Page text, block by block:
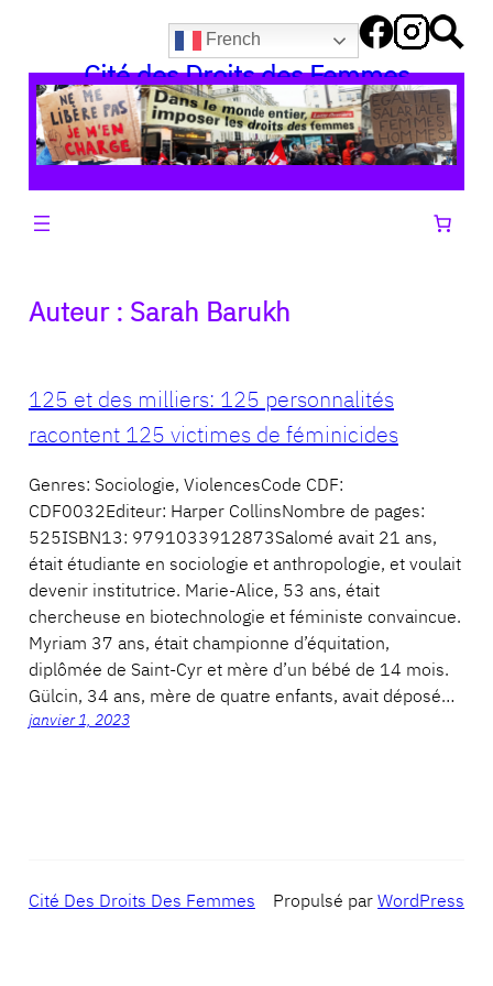
contenu
French
Cité des Droits des Femmes
Auteur : Sarah Barukh
125 et des milliers: 125 personnalités
racontent 125 victimes de féminicides
Genres: Sociologie, ViolencesCode CDF:
CDF0032Editeur: Harper CollinsNombre de pages:
525ISBN13: 9791033912873Salomé avait 21 ans,
était étudiante en sociologie et anthropologie, et voulait
devenir institutrice. Marie-Alice, 53 ans, était
chercheuse en biotechnologie et féministe convaincue.
Myriam 37 ans, était championne d’équitation,
diplômée de Saint-Cyr et mère d’un bébé de 14 mois.
Gülcin, 34 ans, mère de quatre enfants, avait déposé…
janvier 1, 2023
Cité Des Droits Des Femmes Propulsé parWordPress